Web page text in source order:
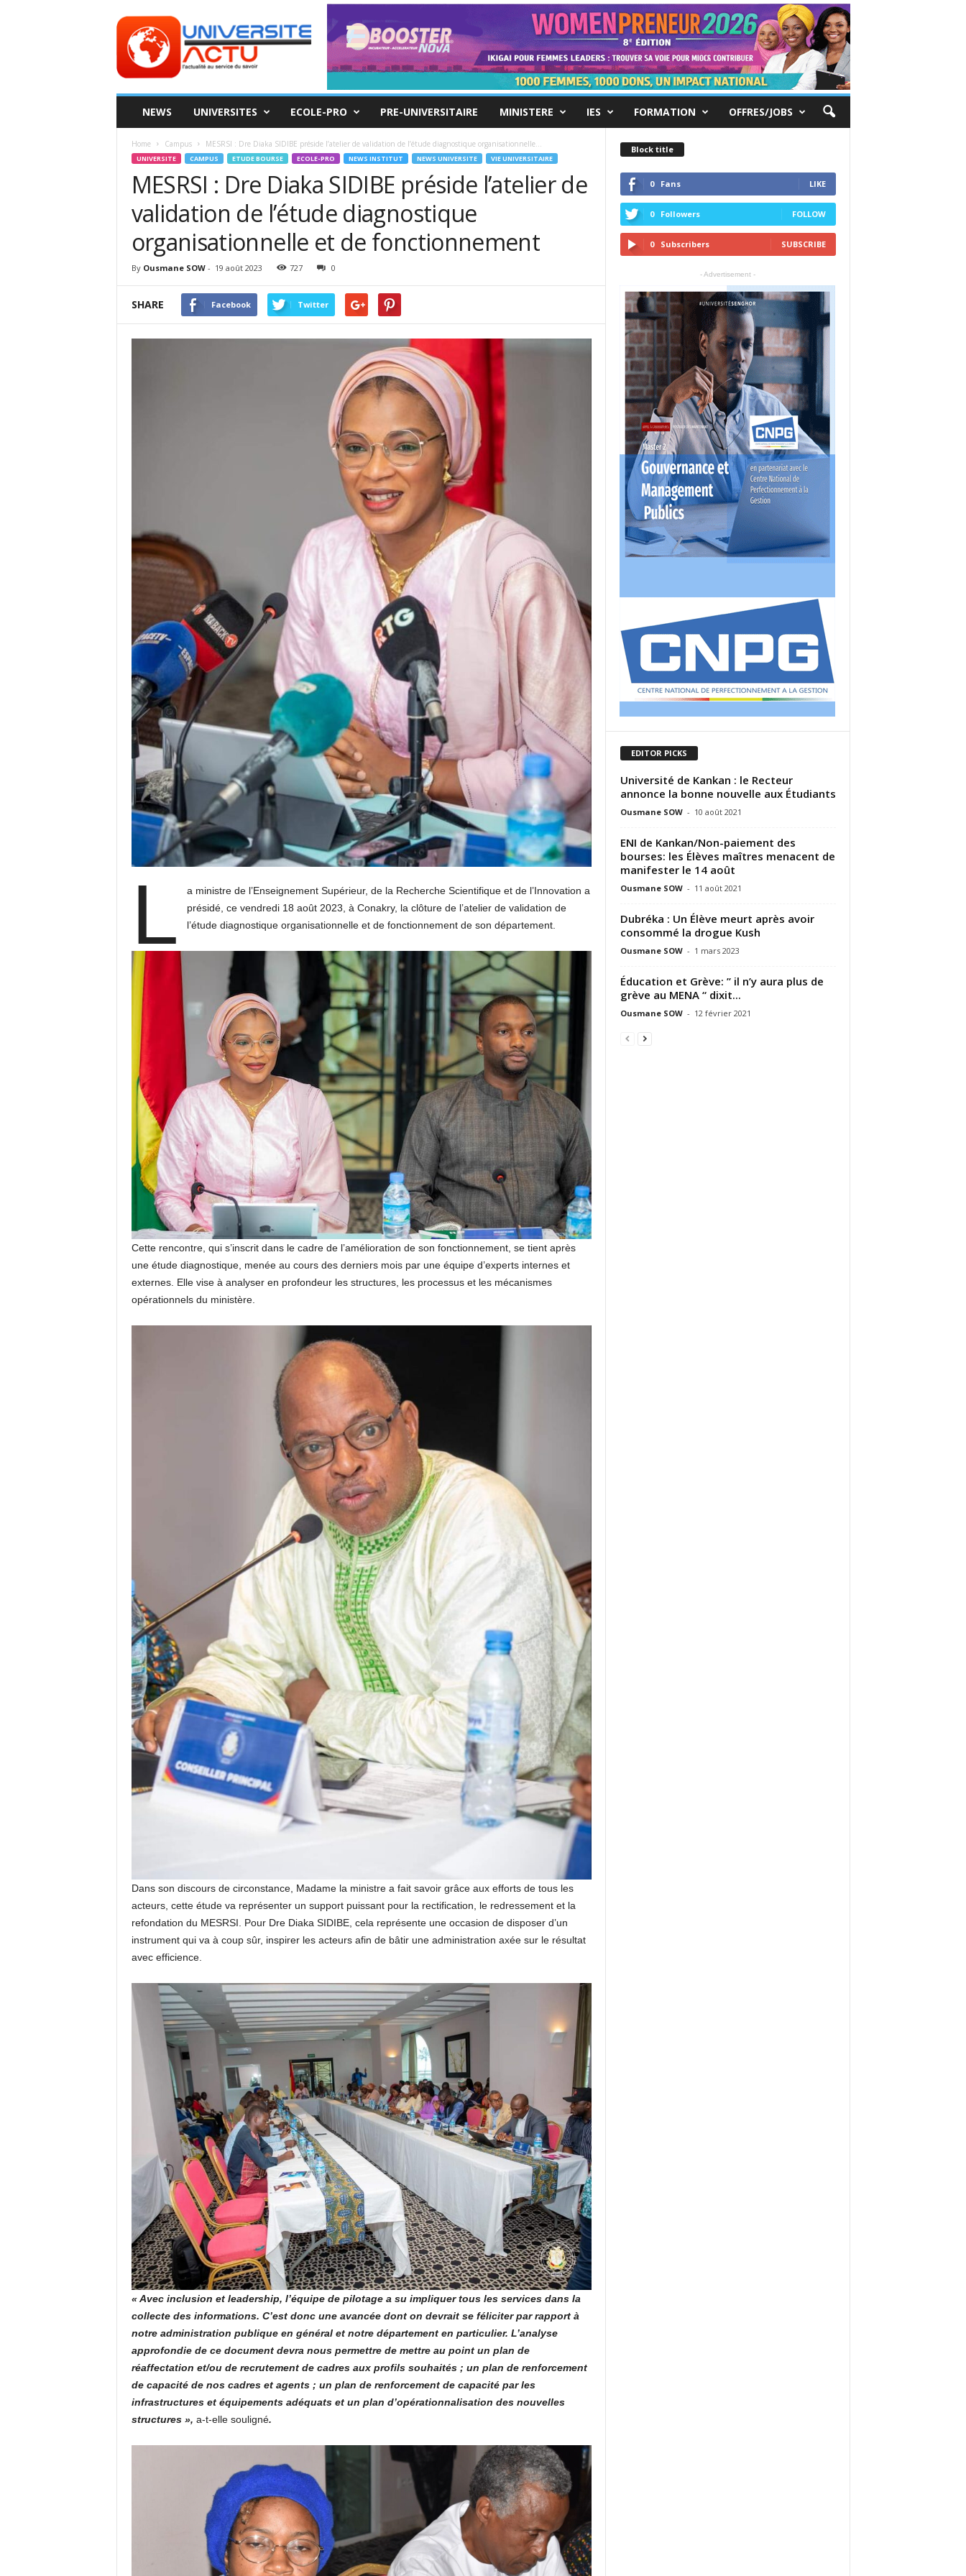
ACTU
NEWS UNIVERSITES ECOLE-PRO PRE-UNIVERSITAIRE MINISTERE IES FORMATION OFFRES/JOBS
Home Campus MESRSI : Dre Diaka SIDIBE préside l’atelier de validation de l’étude diagnostique organisationnelle...
UNIVERSITE CAMPUS ETUDE BOURSE ECOLE-PRO NEWS INSTITUT NEWS UNIVERSITE VIE UNIVERSITAIRE
MESRSI : Dre Diaka SIDIBE préside l’atelier de
validation de l’étude diagnostique
organisationnelle et de fonctionnement
By Ousmane SOW- 19 août 2023 727 0
SHARE Facebook Twitter
L
a ministre de l’Enseignement Supérieur, de la Recherche Scientifique et de l’Innovation a
présidé, ce vendredi 18 août 2023, à Conakry, la clôture de l’atelier de validation de
l’étude diagnostique organisationnelle et de fonctionnement de son département.
Cette rencontre, qui s’inscrit dans le cadre de l’amélioration de son fonctionnement, se tient après
une étude diagnostique, menée au cours des derniers mois par une équipe d’experts internes et
externes. Elle vise à analyser en profondeur les structures, les processus et les mécanismes
opérationnels du ministère.
Dans son discours de circonstance, Madame la ministre a fait savoir grâce aux efforts de tous les
acteurs, cette étude va représenter un support puissant pour la rectification, le redressement et la
refondation du MESRSI. Pour Dre Diaka SIDIBE, cela représente une occasion de disposer d’un
instrument qui va à coup sûr, inspirer les acteurs afin de bâtir une administration axée sur le résultat
avec efficience.
« Avec inclusion et leadership, l’équipe de pilotage a su impliquer tous les services dans la
collecte des informations. C’est donc une avancée dont on devrait se féliciter par rapport à
notre administration publique en général et notre département en particulier. L’analyse
approfondie de ce document devra nous permettre de mettre au point un plan de
réaffectation et/ou de recrutement de cadres aux profils souhaités ; un plan de renforcement
de capacité de nos cadres et agents ; un plan de renforcement de capacité par les
infrastructures et équipements adéquats et un plan d’opérationnalisation des nouvelles
structures », a-t-elle souligné.
Block title
0 Fans LIKE
0 Followers FOLLOW
0 Subscribers SUBSCRIBE
- Advertisement -
EDITOR PICKS
Université de Kankan : le Recteur
annonce la bonne nouvelle aux Étudiants
Ousmane SOW - 10 août 2021
ENI de Kankan/Non-paiement des
bourses: les Élèves maîtres menacent de
manifester le 14 août
Ousmane SOW - 11 août 2021
Dubréka : Un Élève meurt après avoir
consommé la drogue Kush
Ousmane SOW - 1 mars 2023
Éducation et Grève: ” il n’y aura plus de
grève au MENA “ dixit...
Ousmane SOW - 12 février 2021